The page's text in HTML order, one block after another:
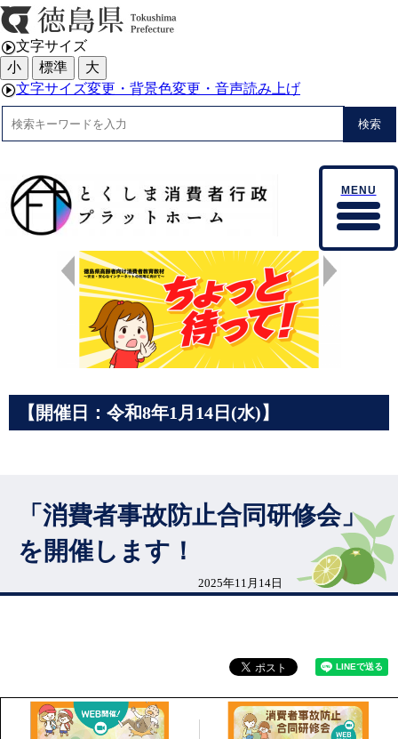
文字サイズ
小
標準
大
文字サイズ変更・背景色変更・音声読み上げ
検索
【開催日：令和8年1月14日(水)】
「消費者事故防止合同研修会」
を開催します！
2025年11月14日